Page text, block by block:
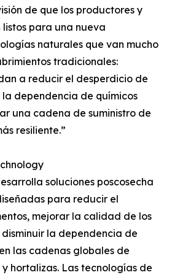
de que los productores y
para una nueva
naturales que van mucho
tradicionales:
a reducir el desperdicio de
la dependencia de químicos
una cadena de suministro de
resiliente.”
soluciones poscosecha
para reducir el
mejorar la calidad de los
la dependencia de
las cadenas globales de
hortalizas. Las tecnologías de